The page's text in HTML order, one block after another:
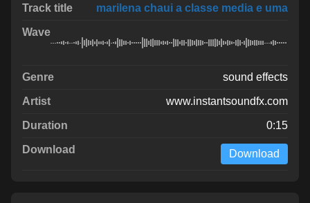
marilena chaui a classe media e uma
sound effects
www.instantsoundfx.com
0:15
Download